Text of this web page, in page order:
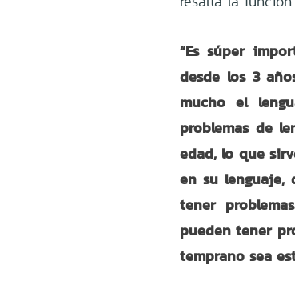
“Es súper
desde los 3
mucho el
problemas de
edad, lo que
en su lenguaje,
tener
pueden tener
temprano sea